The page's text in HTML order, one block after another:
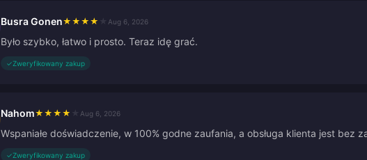
Busra Gonen★ ★ ★ ★ Aug 6, 2026
Było szybko, łatwo i prosto. Teraz idę grać.
✓Zweryfikowany zakup
Nahom★ ★ ★ ★ Aug 6, 2026
Wspaniałe doświadczenie, w 100% godne zaufania, a obsługa klienta jest bez
✓Zweryfikowany zakup